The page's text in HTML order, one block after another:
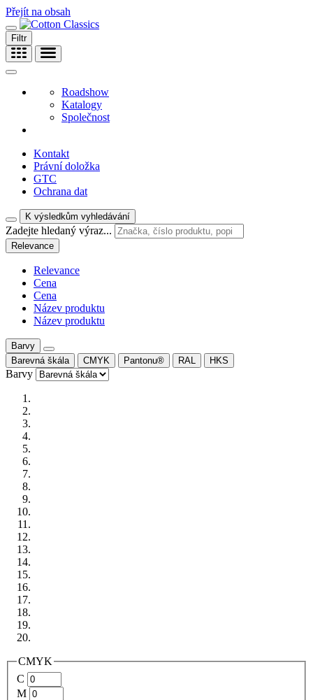
Přejít na obsah
Filtr
Roadshow
Katalogy
Společnost
Kontakt
Právní doložka
GTC
Ochrana dat
K výsledkům vyhledávání
Zadejte hledaný výraz...
Relevance
Relevance
Cena
Cena
Název produktu
Název produktu
Barvy
Barevná škála
CMYK Pantonu® RAL HKS
Barvy
CMYK
C
M